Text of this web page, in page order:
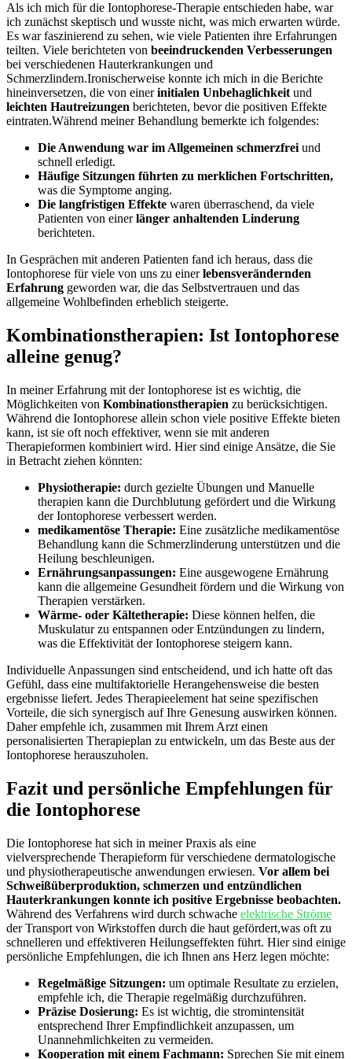
Als ich mich für die‌ Iontophorese-Therapie ‍entschieden habe, war
ich zunächst skeptisch und wusste nicht, was mich erwarten würde.
Es war faszinierend zu⁤ sehen, wie viele Patienten ihre Erfahrungen
teilten. Viele berichteten von beeindruckenden Verbesserungen
bei ‌verschiedenen Hauterkrankungen und
Schmerzlindern.Ironischerweise konnte ich mich in die Berichte
hineinversetzen, die von einer⁢initialen Unbehaglichkeit und
leichten Hautreizungen ‌berichteten, bevor die‌ positiven ‌Effekte
eintraten.Während⁤ meiner Behandlung bemerkte ​ich folgendes:
Die Anwendung war im Allgemeinen schmerzfrei und
⁢schnell erledigt.
Häufige ​Sitzungen führten zu ‍merklichen Fortschritten,
was die Symptome anging.
Die⁣ langfristigen Effekte waren überraschend, da viele
Patienten von einerlänger anhaltenden Linderung
berichteten.
In​ Gesprächen mit anderen Patienten fand ich heraus, dass⁢ die
Iontophorese für viele ​von uns zu einerlebensverändernden
Erfahrung geworden war, die das Selbstvertrauen und das
allgemeine Wohlbefinden erheblich steigerte.
Kombinationstherapien: Ist Iontophorese
alleine genug?
In⁤ meiner Erfahrung mit ⁢der Iontophorese ist es wichtig, die
Möglichkeiten von Kombinationstherapien zu berücksichtigen.
Während die Iontophorese allein schon viele positive Effekte bieten
⁣kann,‌ ist sie oft ⁢noch effektiver, wenn sie mit anderen
Therapieformen kombiniert wird. Hier sind einige Ansätze,​ die Sie
in Betracht ziehen könnten:
Physiotherapie: durch gezielte Übungen und Manuelle
therapien kann‍ die Durchblutung gefördert und die Wirkung
der Iontophorese verbessert werden.
medikamentöse Therapie: Eine zusätzliche medikamentöse
Behandlung kann die Schmerzlinderung unterstützen und die
Heilung beschleunigen.
Ernährungsanpassungen: Eine ausgewogene Ernährung
kann die ‌allgemeine⁤ Gesundheit fördern und die Wirkung von
‌Therapien⁢ verstärken.
Wärme- oder Kältetherapie: Diese⁤ können helfen, die
Muskulatur zu entspannen⁢ oder Entzündungen zu lindern,⁤
was die Effektivität⁤ der Iontophorese steigern kann.
Individuelle Anpassungen sind entscheidend, und ich hatte oft das
Gefühl, dass‌ eine ⁣multifaktorielle Herangehensweise die besten
ergebnisse liefert. Jedes Therapieelement hat seine⁤ spezifischen
Vorteile, ⁢die sich synergisch auf Ihre Genesung auswirken‌ können.
Daher empfehle ich, zusammen mit Ihrem Arzt einen‍
personalisierten‍ Therapieplan zu entwickeln, um das Beste aus der
Iontophorese herauszuholen.
Fazit und persönliche Empfehlungen⁤ für
die Iontophorese
Die ‍Iontophorese hat sich in meiner Praxis als eine
vielversprechende ⁢Therapieform für verschiedene dermatologische
und physiotherapeutische ​anwendungen erwiesen. Vor allem bei
Schweißüberproduktion, schmerzen und entzündlichen
Hauterkrankungen ⁢konnte ich positive Ergebnisse beobachten.
Während des Verfahrens wird durch schwache elektrische Ströme
der Transport⁤ von Wirkstoffen durch die haut gefördert,was oft zu
schnelleren und⁣ effektiveren ​Heilungseffekten führt. Hier sind einige
persönliche Empfehlungen, ⁢die ich ⁢Ihnen ans Herz legen möchte:
Regelmäßige Sitzungen: um optimale Resultate zu erzielen,‌
empfehle ich, die⁢ Therapie regelmäßig durchzuführen.
Präzise Dosierung: Es⁢ ist wichtig, die stromintensität
entsprechend Ihrer ⁢Empfindlichkeit anzupassen,⁢ um ​
Unannehmlichkeiten zu vermeiden.
Kooperation mit einem Fachmann: Sprechen Sie mit einem